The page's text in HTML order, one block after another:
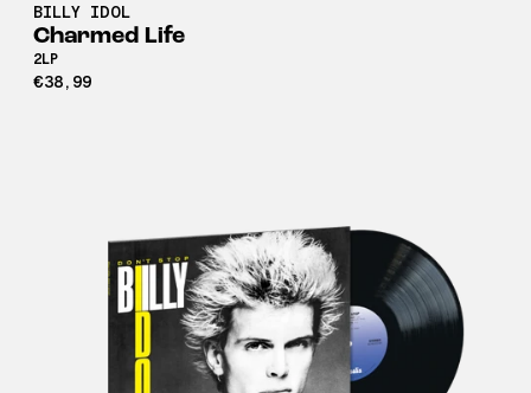
BILLY IDOL
Charmed Life
2LP
€38,99